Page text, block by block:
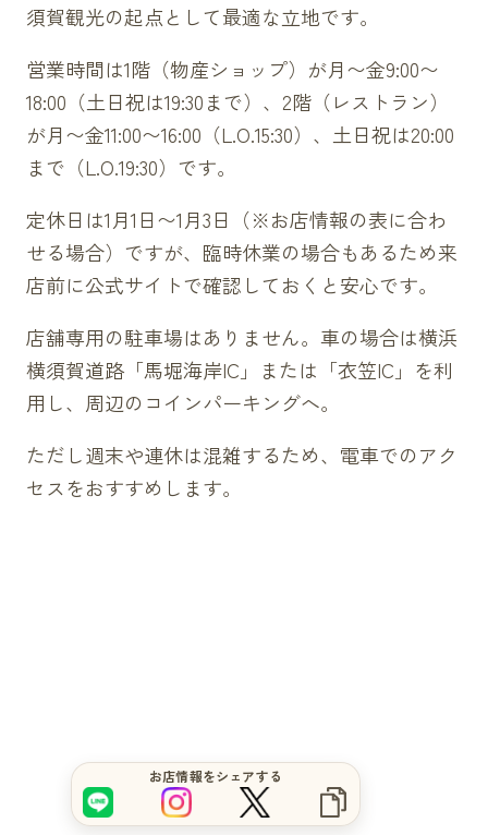
須賀観光の起点として最適な立地です。
営業時間は1階（物産ショップ）が月〜金9:00〜
18:00（土日祝は19:30まで）、2階（レストラン）
が月〜金11:00〜16:00（L.O.15:30）、土日祝は20:00
まで（L.O.19:30）です。
定休日は1月1日〜1月3日（※お店情報の表に合わ
せる場合）ですが、臨時休業の場合もあるため来
店前に公式サイトで確認しておくと安心です。
店舗専用の駐車場はありません。車の場合は横浜
横須賀道路「馬堀海岸IC」または「衣笠IC」を利
用し、周辺のコインパーキングへ。
ただし週末や連休は混雑するため、電車でのアク
セスをおすすめします。
お店情報をシェアする